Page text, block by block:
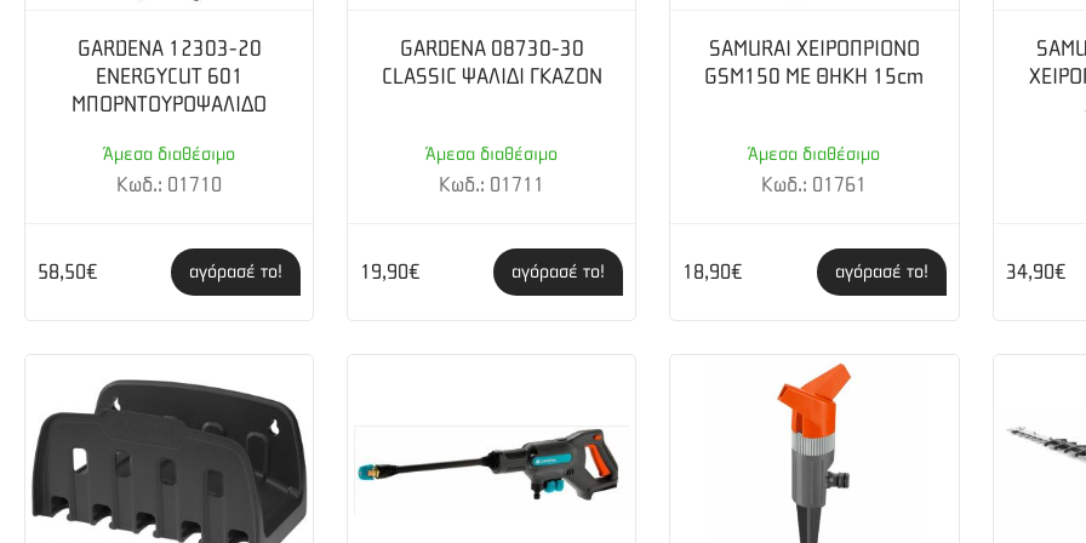
GARDENA 12303-20
ENERGYCUT 601
ΜΠΟΡΝΤΟΥΡΟΨΑΛΙΔΟ
Άμεσα διαθέσιμο
Κωδ.: 01710
58,50€ αγόρασέ το!
GARDENA 08730-30
CLASSIC ΨΑΛΙΔΙ ΓΚΑΖΟΝ
Άμεσα διαθέσιμο
Κωδ.: 01711
19,90€ αγόρασέ το!
SAMURAI ΧΕΙΡΟΠΡΙΟΝΟ
GSM150 ΜΕ ΘΗΚΗ 15cm
Άμεσα διαθέσιμο
Κωδ.: 01761
18,90€ αγόρασέ το! 34,90€